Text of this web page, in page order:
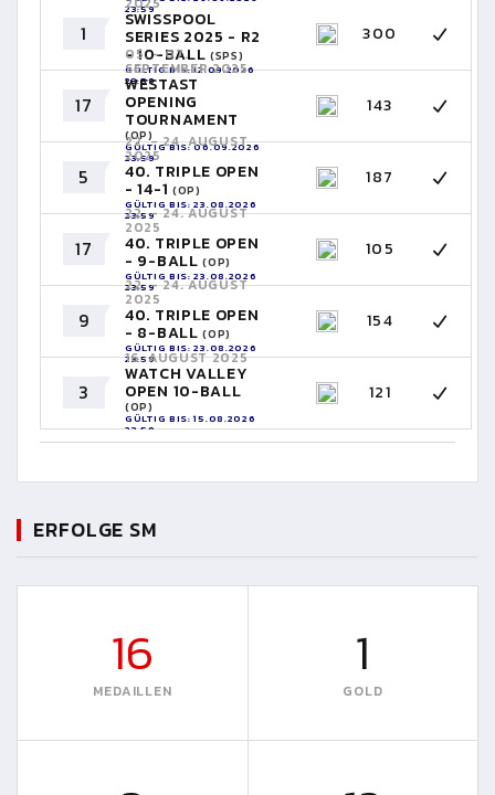
23:59
1
SWISSPOOL
SERIES 2025 - R2
- 10-BALL (SPS)
GÜLTIG BIS: 12.09.2026
23:59
300
17
05. - 07.
SEPTEMBER 2025
WESTAST
OPENING
TOURNAMENT
(OP)
GÜLTIG BIS: 06.09.2026
23:59
143
5
22. - 24. AUGUST
2025
40. TRIPLE OPEN
- 14-1 (OP)
GÜLTIG BIS: 23.08.2026
23:59
187
17
22. - 24. AUGUST
2025
40. TRIPLE OPEN
- 9-BALL(OP)
GÜLTIG BIS: 23.08.2026
23:59
105
9
22. - 24. AUGUST
2025
40. TRIPLE OPEN
- 8-BALL(OP)
GÜLTIG BIS: 23.08.2026
23:59
154
3
16. AUGUST 2025
WATCH VALLEY
OPEN 10-BALL
(OP)
GÜLTIG BIS: 15.08.2026
23:59
121
ERFOLGE SM
16
MEDAILLEN
1
GOLD